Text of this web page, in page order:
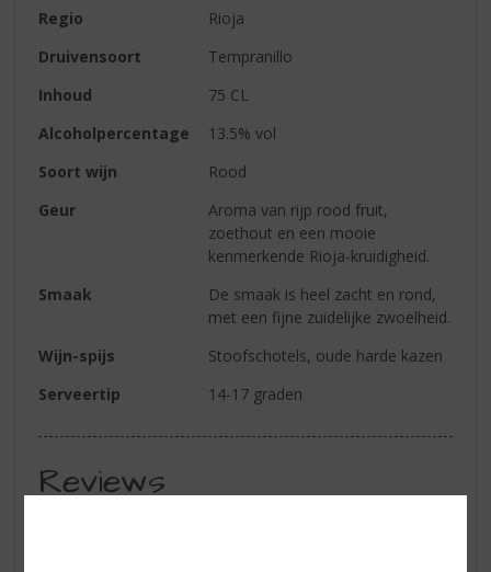
Regio
Rioja
Druivensoort
Tempranillo
Inhoud
75 CL
Alcoholpercentage
13.5% vol
Soort wijn
Rood
Geur
Aroma van rijp rood fruit,
zoethout en een mooie
kenmerkende Rioja-kruidigheid.
Smaak
De smaak is heel zacht en rond,
met een fijne zuidelijke zwoelheid.
Wijn-spijs
Stoofschotels, oude harde kazen
Serveertip
14-17 graden
Reviews